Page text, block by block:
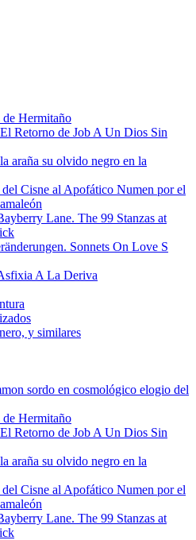
Hermitaño
Retorno de Job A Un Dios Sin
araña su olvido negro en la
Cisne al Apofático Numen por el
Lane. The 99 Stanzas at
Sonnets On Love S
A La Deriva
y similares
sordo en cosmológico elogio del
Hermitaño
Retorno de Job A Un Dios Sin
araña su olvido negro en la
Cisne al Apofático Numen por el
Lane. The 99 Stanzas at